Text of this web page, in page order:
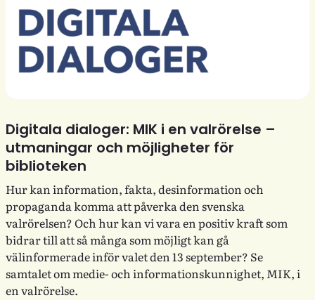
Digitala dialoger: MIK i en valrörelse –
utmaningar och möjligheter för
biblioteken
Hur kan information, fakta, desinformation och
propaganda komma att påverka den svenska
valrörelsen? Och hur kan vi vara en positiv kraft som
bidrar till att så många som möjligt kan gå
välinformerade inför valet den 13 september? Se
samtalet om medie- och informationskunnighet, MIK, i
en valrörelse.